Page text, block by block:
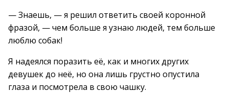
— Знаешь, — я решил ответить своей коронной
фразой, — чем больше я узнаю людей, тем больше
люблю собак!
Я надеялся поразить её, как и многих других
девушек до неё, но она лишь грустно опустила
глаза и посмотрела в свою чашку.